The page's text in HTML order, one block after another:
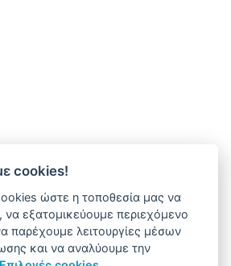
απορίες. Χρειάζεστε βοήθεια;
14 037 support@alfa-pharm.gr
cookies!
ώστε η τοποθεσία μας να
να εξατομικεύουμε περιεχόμενο
παρέχουμε λειτουργίες μέσων
και να αναλύουμε την